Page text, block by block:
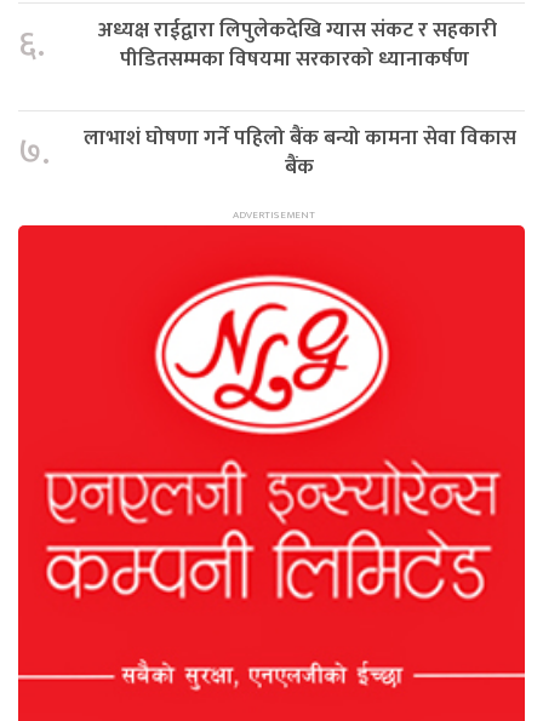
६.
अध्यक्ष राईद्वारा लिपुलेकदेखि ग्यास संकट र सहकारी
पीडितसम्मका विषयमा सरकारको ध्यानाकर्षण
७.
लाभाशं घोषणा गर्ने पहिलो बैंक बन्यो कामना सेवा विकास
बैंक